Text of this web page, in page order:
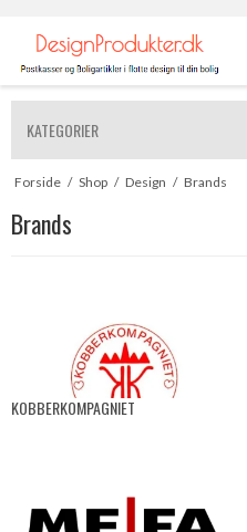
KATEGORIER
Forside / Shop / Design / Brands
Brands
KOBBERKOMPAGNIET